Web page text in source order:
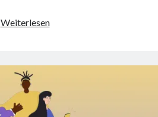
WeiterlesenDie
Fachkräften
der
Integration